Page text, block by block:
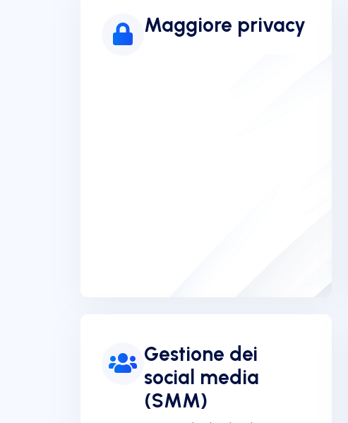
Maggiore privacy
Gestione dei
social media
(SMM)